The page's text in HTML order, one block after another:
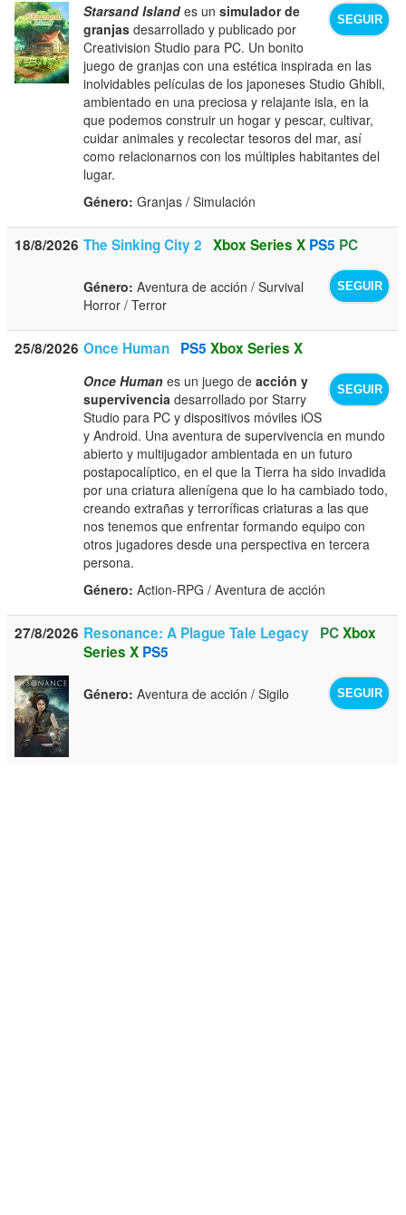
SEGUIR
Starsand Islandes unsimulador de
granjas desarrollado y publicado por
Creativision Studio para PC. Un bonito
juego de granjas con una estética inspirada en las
inolvidables películas de los japoneses Studio Ghibli,
ambientado en una preciosa y relajante isla, en la
que podemos construir un hogar y pescar, cultivar,
cuidar animales y recolectar tesoros del mar, así
como relacionarnos con los múltiples habitantes del
lugar.
Género: Granjas / Simulación
18/8/2026 The Sinking City 2 Xbox Series X PS5 PC
SEGUIR
Género: Aventura de acción / Survival
Horror / Terror
25/8/2026 Once Human PS5 Xbox Series X
SEGUIR
Once Human es un juego deacción y
supervivencia desarrollado por Starry
Studio para PC y dispositivos móviles iOS
y Android. Una aventura de supervivencia en mundo
abierto y multijugador ambientada en un futuro
postapocalíptico, en el que la Tierra ha sido invadida
por una criatura alienígena que lo ha cambiado todo,
creando extrañas y terroríficas criaturas a las que
nos tenemos que enfrentar formando equipo con
otros jugadores desde una perspectiva en tercera
persona.
Género: Action-RPG / Aventura de acción
27/8/2026 Resonance: A Plague Tale Legacy PCXbox
Series X PS5
SEGUIR
Género: Aventura de acción / Sigilo